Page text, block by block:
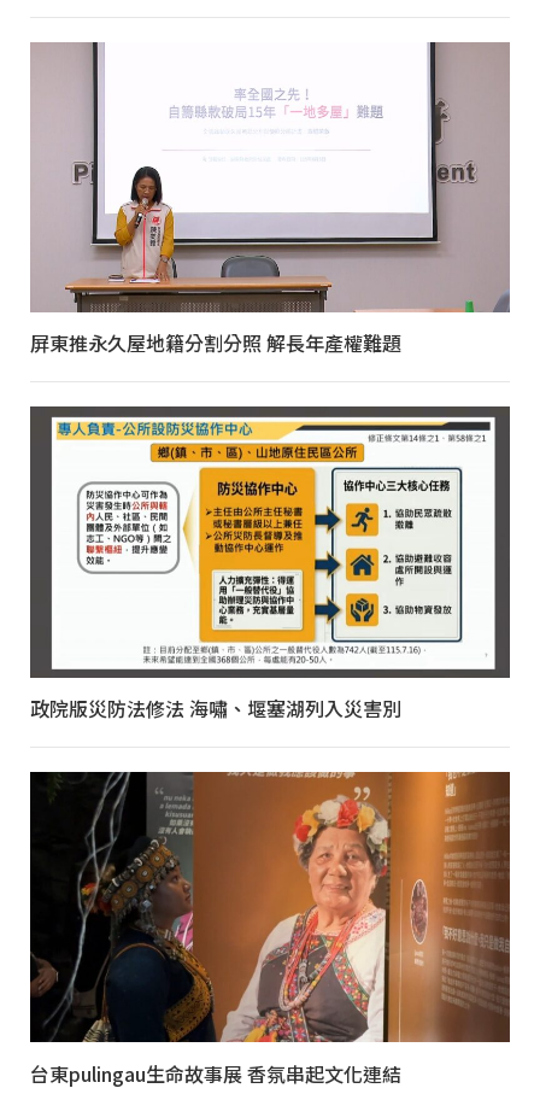
屏東推永久屋地籍分割分照 解長年產權難題
政院版災防法修法 海嘯、堰塞湖列入災害別
台東pulingau生命故事展 香氛串起文化連結